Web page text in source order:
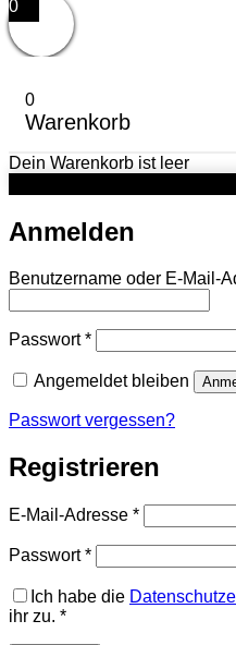
0
0
Warenkorb
Dein Warenkorb ist leer
Anmelden
Benutzername oder E-Mail-
Passwort*Erforderlich
Angemeldet bleiben
Passwort vergessen?
Registrieren
E-Mail-Adresse *Erforderlich
Passwort*Erforderlich
Ich habe die
ihr zu. *